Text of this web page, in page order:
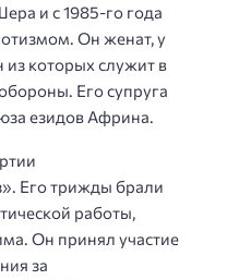
и с 1985-го года
Он женат, у
из которых служит в
Его супруга
езидов Африна.
Его трижды брали
работы,
Он принял участие
за